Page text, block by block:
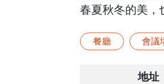
春夏秋冬的美，
餐廳 會議
地址